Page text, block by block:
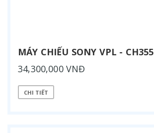
MÁY CHIẾU SONY VPL - CH355
34,300,000 VNĐ
CHI TIẾT